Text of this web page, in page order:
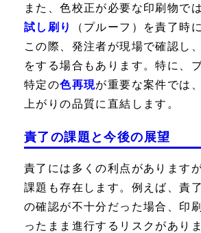
また、色校正が必要な印刷物では
試し刷り
（プルーフ）を責了時
この際、発注者が現場で確認し
をする場合もあります。特に、
特定の色再現が重要な案件では
上がりの品質に直結します。
責了の課題と今後の展望
責了には多くの利点があります
課題も存在します。例えば、責
の確認が不十分だった場合、印
ったまま進行するリスクがあり